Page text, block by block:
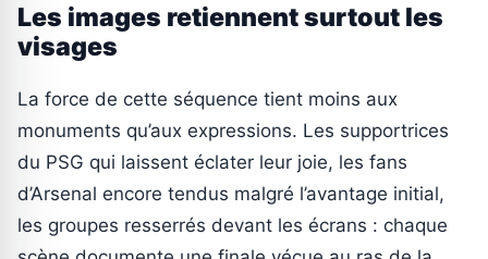
Les images retiennent surtout les
visages
La force de cette séquence tient moins aux
monuments qu’aux expressions. Les supportrices
du PSG qui laissent éclater leur joie, les fans
d’Arsenal encore tendus malgré l’avantage initial,
les groupes resserrés devant les écrans : chaque